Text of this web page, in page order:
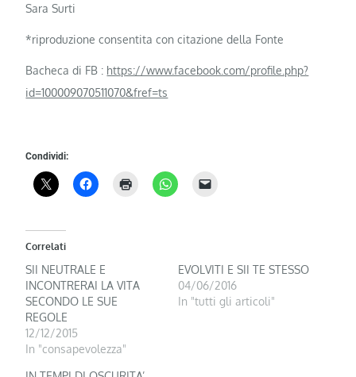
Sara Surti
*riproduzione consentita con citazione della Fonte
Bacheca di FB : https://www.facebook.com/profile.php?
id=100009070511070&fref=ts
Condividi:
Correlati
SII NEUTRALE E
INCONTRERAI LA VITA
SECONDO LE SUE
REGOLE
12/12/2015
In "consapevolezza"
EVOLVITI E SII TE STESSO
04/06/2016
In "tutti gli articoli"